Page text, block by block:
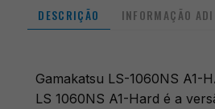
DESCRIÇÃO INFORMAÇÃO
Gamakatsu LS-1060NS A1-
LS 1060NS A1-Hard é a